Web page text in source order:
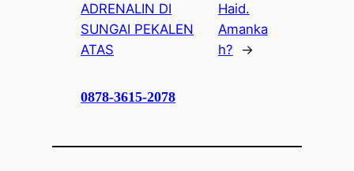
ADRENALIN DI
SUNGAI PEKALEN
ATAS
Haid.
Amanka
h?
→
0878-3615-2078